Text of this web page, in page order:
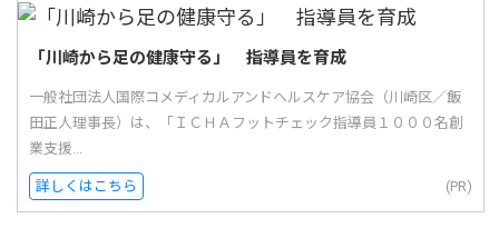
「川崎から足の健康守る」 指導員を育成
一般社団法人国際コメディカルアンドヘルスケア協会（川崎区／飯
田正人理事長）は、「ＩＣＨＡフットチェック指導員１０００名創
業支援...
詳しくはこちら (PR)